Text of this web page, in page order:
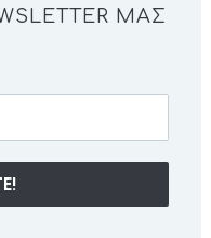
ΜΑΣ